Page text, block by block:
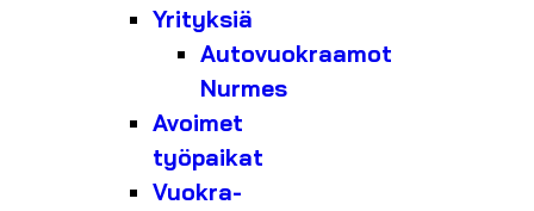
Yrityksiä
Autovuokraamot
Nurmes
Avoimet
työpaikat
Vuokra-